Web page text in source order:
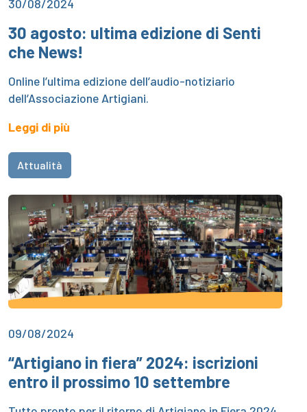
30/08/2024
30 agosto: ultima edizione di Senti
che News!
Online l’ultima edizione dell’audio-notiziario
dell’Associazione Artigiani.
Leggi di più
Attualità
09/08/2024
“Artigiano in fiera” 2024: iscrizioni
entro il prossimo 10 settembre